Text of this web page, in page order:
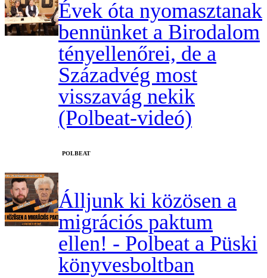
Évek óta nyomasztanak
bennünket a Birodalom
tényellenőrei, de a
Századvég most
visszavág nekik
(Polbeat-videó)
‎POLBEAT
Álljunk ki közösen a
migrációs paktum
ellen! - Polbeat a Püski
könyvesboltban